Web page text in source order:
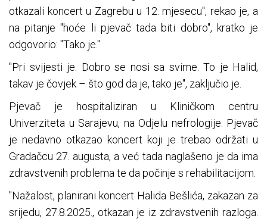
otkazali koncert u Zagrebu u 12. mjesecu", rekao je, a
na pitanje "hoće li pjevač tada biti dobro", kratko je
odgovorio: "Tako je."
"Pri svijesti je. Dobro se nosi sa svime. To je Halid,
takav je čovjek – što god da je, tako je", zaključio je.
Pjevač je hospitaliziran u Kliničkom centru
Univerziteta u Sarajevu, na Odjelu nefrologije. Pjevač
je nedavno otkazao koncert koji je trebao održati u
Gradačcu 27. augusta, a već tada naglašeno je da ima
zdravstvenih problema te da počinje s rehabilitacijom.
"Nažalost, planirani koncert Halida Bešlića, zakazan za
srijedu, 27.8.2025., otkazan je iz zdravstvenih razloga.